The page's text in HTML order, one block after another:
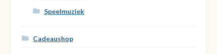
Speelmuziek
Cadeaushop